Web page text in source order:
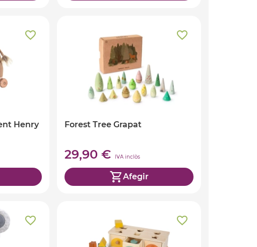
Henry Forest Tree Grapat
29,90 € IVA inclòs
Afegir